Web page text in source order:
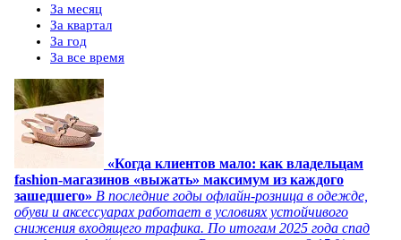
За месяц
За квартал
За год
За все время
«Когда клиентов мало: как владельцам
fashion-магазинов «выжать» максимум из каждого
зашедшего» В последние годы офлайн-розница в одежде,
обуви и аксессуарах работает в условиях устойчивого
снижения входящего трафика. По итогам 2025 года спад